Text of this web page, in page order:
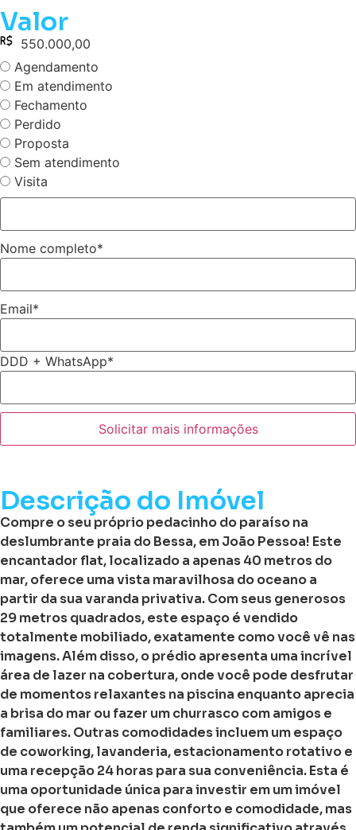
Valor
550.000,00
Agendamento
Em atendimento
Fechamento
Perdido
Proposta
Sem atendimento
Visita
Nome completo*
Email*
DDD + WhatsApp*
Solicitar mais informações
Descrição do Imóvel
Compre o seu próprio pedacinho do paraíso na
deslumbrante praia do Bessa, em João Pessoa! Este
encantador flat, localizado a apenas 40 metros do
mar, oferece uma vista maravilhosa do oceano a
partir da sua varanda privativa. Com seus generosos
29 metros quadrados, este espaço é vendido
totalmente mobiliado, exatamente como você vê nas
imagens. Além disso, o prédio apresenta uma incrível
área de lazer na cobertura, onde você pode desfrutar
de momentos relaxantes na piscina enquanto aprecia
a brisa do mar ou fazer um churrasco com amigos e
familiares. Outras comodidades incluem um espaço
de coworking, lavanderia, estacionamento rotativo e
uma recepção 24 horas para sua conveniência. Esta é
uma oportunidade única para investir em um imóvel
que oferece não apenas conforto e comodidade, mas